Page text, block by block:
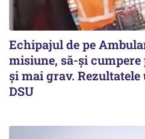
Echipajul de pe
misiune, să-și cumpere
și mai grav.
DSU